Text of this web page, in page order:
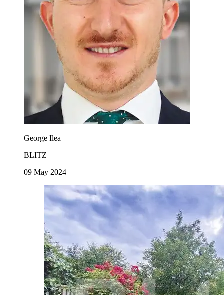
George Ilea
BLITZ
09 May 2024